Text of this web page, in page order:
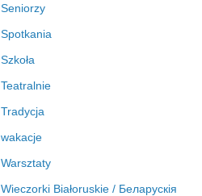
Seniorzy
Spotkania
Szkoła
Teatralnie
Tradycja
wakacje
Warsztaty
Wieczorki Białoruskie / Беларускія